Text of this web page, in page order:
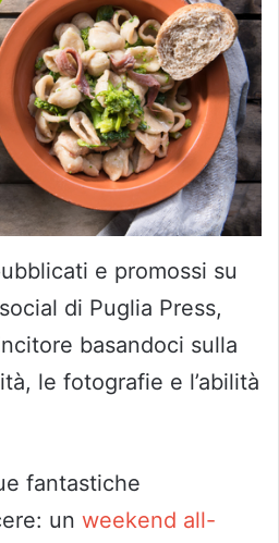
e promossi su
di Puglia Press,
basandoci sulla
le fotografie e l’abilità
fantastiche
un weekend all-